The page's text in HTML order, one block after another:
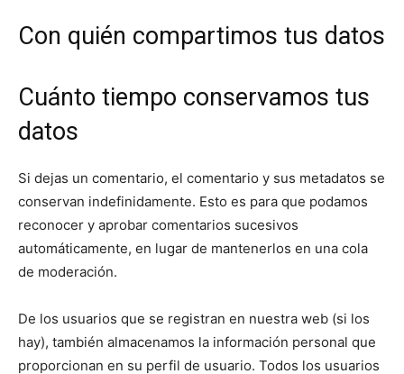
Con quién compartimos tus datos
Cuánto tiempo conservamos tus
datos
Si dejas un comentario, el comentario y sus metadatos se
conservan indefinidamente. Esto es para que podamos
reconocer y aprobar comentarios sucesivos
automáticamente, en lugar de mantenerlos en una cola
de moderación.
De los usuarios que se registran en nuestra web (si los
hay), también almacenamos la información personal que
proporcionan en su perfil de usuario. Todos los usuarios